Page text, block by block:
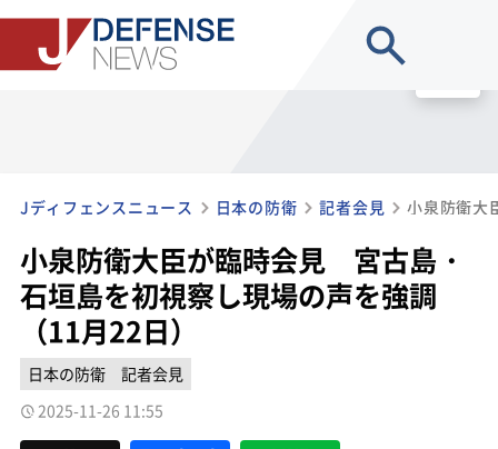
Jディフェンスニュース 日本の防衛 記者会見
小泉防衛大臣が臨時会見 宮古島・
石垣島を初視察し現場の声を強調
（11月22日）
日本の防衛
記者会見
2025-11-26 11:55